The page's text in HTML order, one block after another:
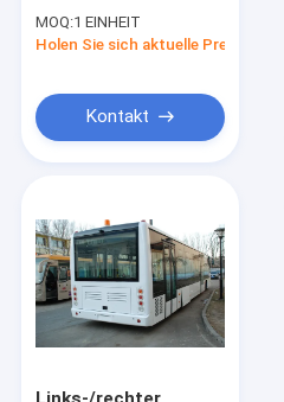
Shuttle-Bus-
Schutzblech-Bus
MOQ:1 EINHEIT
Holen Sie sich aktuelle Preis
Kontakt